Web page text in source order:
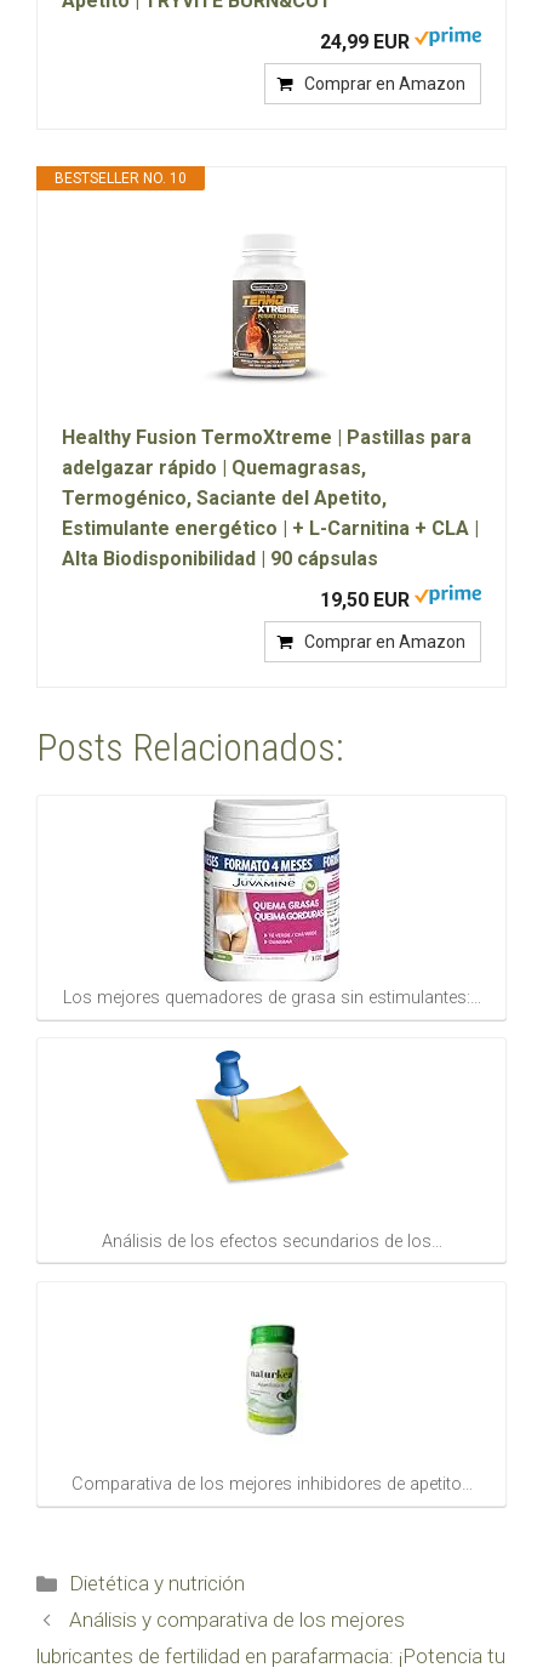
24,99 EUR
Comprar en Amazon
BESTSELLER NO. 10
Healthy Fusion TermoXtreme | Pastillas para
adelgazar rápido | Quemagrasas,
Termogénico, Saciante del Apetito,
Estimulante energético | + L-Carnitina + CLA |
Alta Biodisponibilidad | 90 cápsulas
19,50 EUR
Comprar en Amazon
Posts Relacionados:
Los mejores quemadores de grasa sin estimulantes:…
Análisis de los efectos secundarios de los…
Comparativa de los mejores inhibidores de apetito…
Categorías
Dietética y nutrición
Análisis y comparativa de los mejores
lubricantes de fertilidad en parafarmacia: ¡Potencia tu